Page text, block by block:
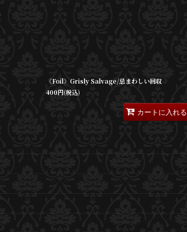
《Foil》Grisly Salvage/忌まわしい回収
400円(税込)
カートに入れる